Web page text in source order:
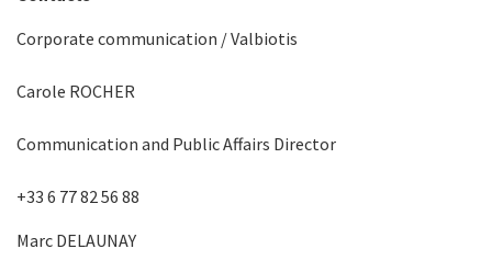
Corporate communication / Valbiotis
Carole ROCHER
Communication and Public Affairs Director
+33 6 77 82 56 88
Marc DELAUNAY